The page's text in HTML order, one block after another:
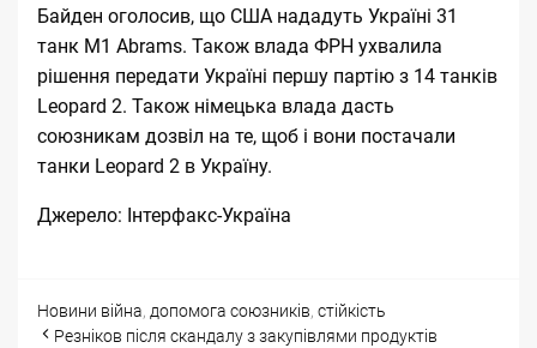
Байден оголосив, що США нададуть Україні 31
танк M1 Abrams. Також влада ФРН ухвалила
рішення передати Україні першу партію з 14 танків
Leopard 2. Також німецька влада дасть
союзникам дозвіл на те, щоб і вони постачали
танки Leopard 2 в Україну.
Джерело: Інтерфакс-Україна
Categories
Новини Tags
війна, допомога союзників, стійкість
PostРезніков після скандалу з закупівлями продуктів